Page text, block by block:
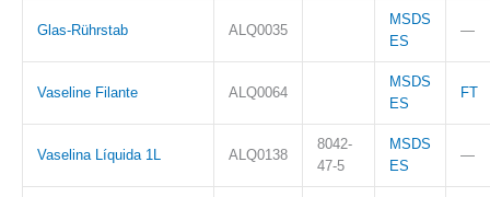
Glas-Rührstab ALQ0035
MSDS
ES
—
Vaseline Filante ALQ0064
MSDS
ES
FT
Vaselina Líquida 1L ALQ0138
8042-
47-5
MSDS
ES
—